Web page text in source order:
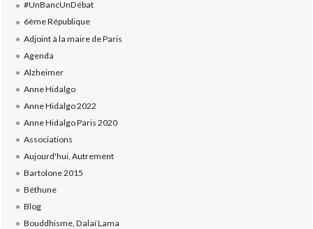
#UnBancUnDébat
6ème République
Adjoint à la maire de Paris
Agenda
Alzheimer
Anne Hidalgo
Anne Hidalgo 2022
Anne Hidalgo Paris 2020
Associations
Aujourd'hui, Autrement
Bartolone 2015
Béthune
Blog
Bouddhisme, Dalaï Lama